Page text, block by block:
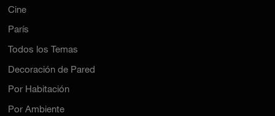
Cine
París
Todos los Temas
Decoración de Pared
Por Habitación
Por Ambiente